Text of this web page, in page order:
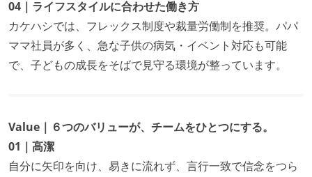
04｜ライフスタイルに合わせた働き方
カケハシでは、フレックス制度や裁量労働制を推奨。パパ
ママ社員が多く、急な子供の病気・イベント対応も可能
で、子どもの成長をそばで見守る環境が整っています。
Value｜６つのバリューが、チームをひとつにする。
01｜高潔
自分に矢印を向け、易きに流れず、言行一致で信念をつら